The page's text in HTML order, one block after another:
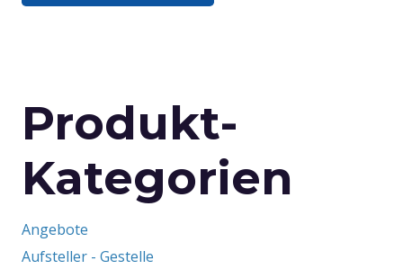
Produkt-
Kategorien
Angebote
Aufsteller - Gestelle